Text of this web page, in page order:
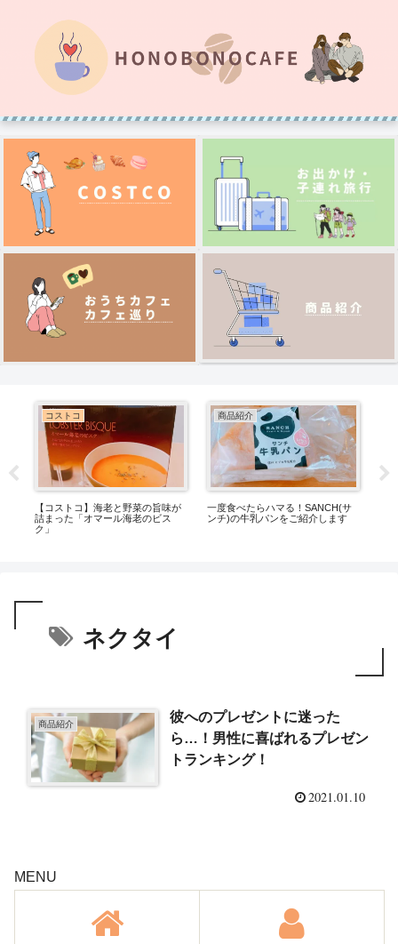
コストコ
【コストコ】海老と野菜の旨味が
詰まった「オマール海老のビス
ク」
商品紹介
一度食べたらハマる！SANCH(サ
ンチ)の牛乳パンをご紹介します
ネクタイ
商品紹介
彼へのプレゼントに迷った
ら…！男性に喜ばれるプレゼン
トランキング！
2021.01.10
MENU